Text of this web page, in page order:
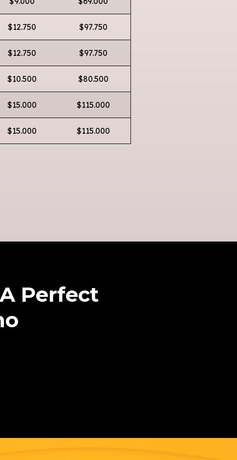
$12.750 $97.750
$12.750 $97.750
$10.500 $80.500
$15.000 $115.000
$15.000 $115.000
Perfect